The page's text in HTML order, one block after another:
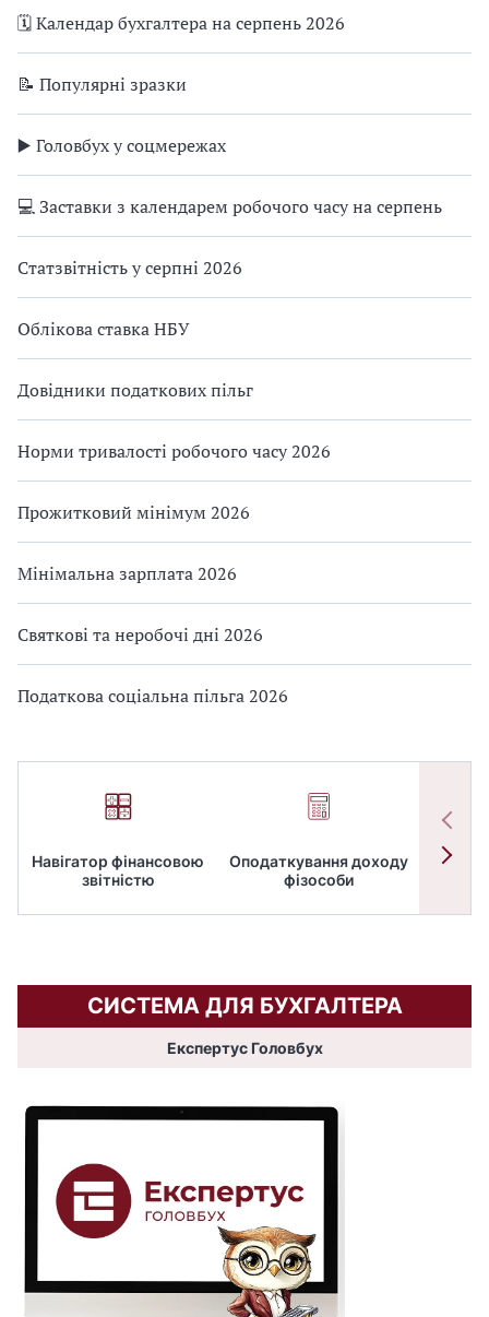
🗓️ Календар бухгалтера на серпень 2026
📝 Популярні зразки
▶️ Головбух у соцмережах
💻 Заставки з календарем робочого часу на серпень
Статзвітність у серпні 2026
Облікова ставка НБУ
Довідники податкових пільг
Норми тривалості робочого часу 2026
Прожитковий мінімум 2026
Мінімальна зарплата 2026
Святкові та неробочі дні 2026
Податкова соціальна пільга 2026
Навігатор фінансовою
звітністю
Оподаткування доходу
фізособи
СИСТЕМА ДЛЯ БУХГАЛТЕРА
Експертус Головбух